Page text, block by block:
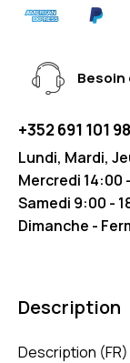
Besoin
+352 691 101
Lundi, Mardi,
Mercredi 14:00
Samedi 9:00 -
Dimanche -
Description
Description